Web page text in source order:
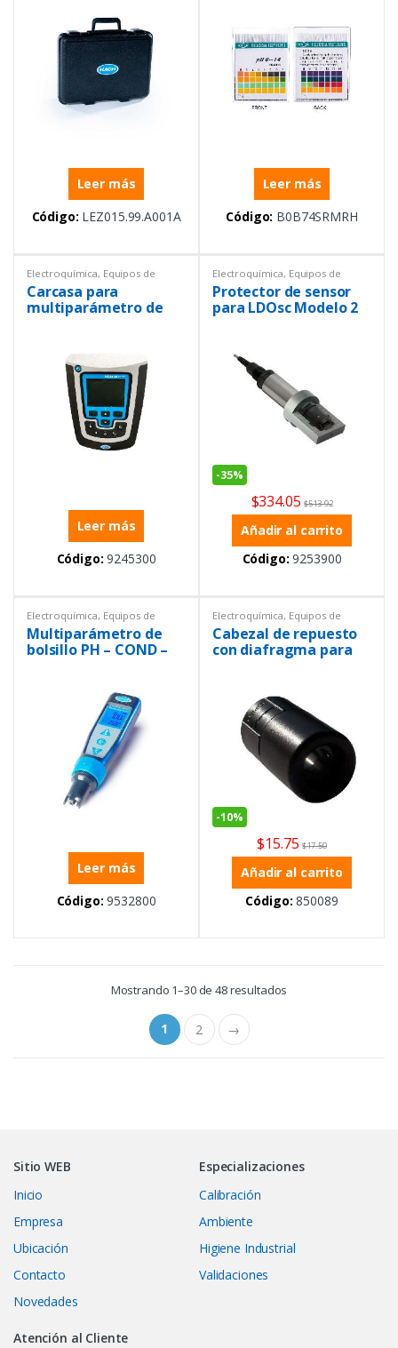
Leer más
Código: LEZ015.99.A001A
Leer más
Código: B0B74SRMRH
Electroquímica, Equipos de
Laboratorio Repuestos
Carcasa para
multiparámetro de
Leer más
Código: 9245300
Electroquímica, Equipos de
Laboratorio Repuestos
Protector de sensor
para LDOsc Modelo 2
-35%
$334.05 $513.92
Añadir al carrito
Código: 9253900
Electroquímica, Equipos de
Laboratorio Multiparámetros
Portátil,Portátil
Multiparámetro de
bolsillo PH – COND –
Leer más
Código: 9532800
Electroquímica, Equipos de
Laboratorio Repuestos
Cabezal de repuesto
con diafragma para
-10%
$15.75 $17.50
Añadir al carrito
Código: 850089
Mostrando 1–30 de 48 resultados
1 2 →
Sitio WEB
Inicio
Empresa
Ubicación
Contacto
Novedades
Especializaciones
Calibración
Ambiente
Higiene Industrial
Validaciones
Atención al Cliente